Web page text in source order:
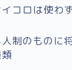
コロは使わ
制のものに